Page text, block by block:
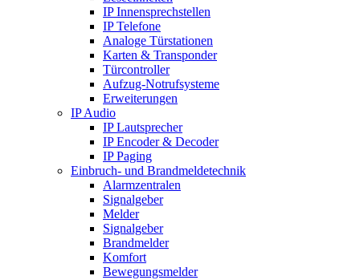
IP Innensprechstellen
IP Telefone
Analoge Türstationen
Karten & Transponder
Türcontroller
Aufzug-Notrufsysteme
Erweiterungen
IP Audio
IP Lautsprecher
IP Encoder & Decoder
IP Paging
Einbruch- und Brandmeldetechnik
Alarmzentralen
Signalgeber
Melder
Signalgeber
Brandmelder
Komfort
Bewegungsmelder